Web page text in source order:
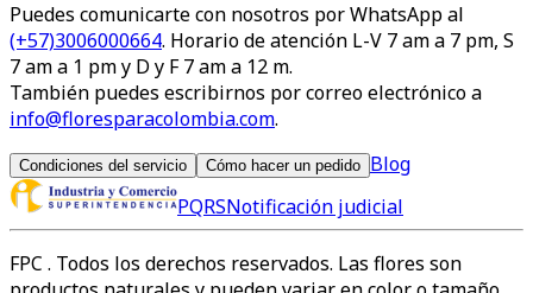
Puedes comunicarte con nosotros por WhatsApp al
(+57)3006000664. Horario de atención L-V 7 am a 7 pm, S
7 am a 1 pm y D y F 7 am a 12 m.
También puedes escribirnos por correo electrónico a
info@floresparacolombia.com.
Condiciones del servicio Cómo hacer un pedido Blog
PQRSNotificación judicial
FPC . Todos los derechos reservados. Las flores son